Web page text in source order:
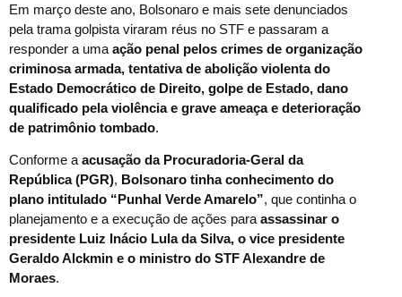
Em março deste ano, Bolsonaro e mais sete denunciados
pela trama golpista viraram réus no STF e passaram a
responder a uma ação penal pelos crimes de organização
criminosa armada, tentativa de abolição violenta do
Estado Democrático de Direito, golpe de Estado, dano
qualificado pela violência e grave ameaça e deterioração
de patrimônio tombado.
Conforme a acusação da Procuradoria-Geral da
República (PGR), Bolsonaro tinha conhecimento do
plano intitulado “Punhal Verde Amarelo”, que continha o
planejamento e a execução de ações para assassinar o
presidente Luiz Inácio Lula da Silva, o vice presidente
Geraldo Alckmin e o ministro do STF Alexandre de
Moraes.